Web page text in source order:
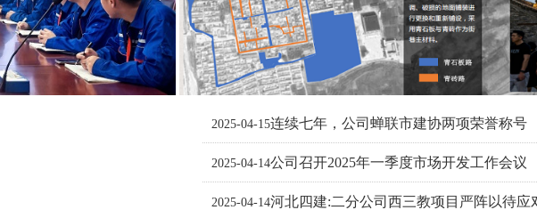
2025-04-15连续七年，公司蝉联市建协两项荣誉称号
2025-04-14公司召开2025年一季度市场开发工作会议
2025-04-14河北四建:二分公司西三教项目严阵以待应